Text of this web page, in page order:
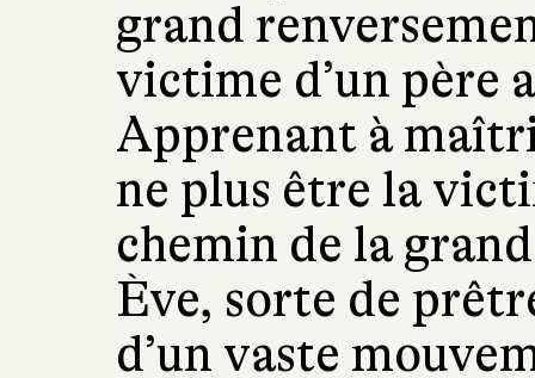
grand
victime d’un père
Apprenant à
ne plus être la
chemin de la
Ève, sorte de
d’un vaste